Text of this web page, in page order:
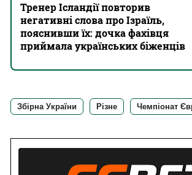
Тренер Ісландії повторив
негативні слова про Ізраїль,
пояснивши їх: дочка фахівця
приймала українських біженців
Збірна України Різне Чемпіонат